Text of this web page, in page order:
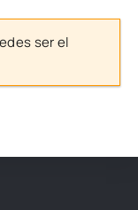
ser el